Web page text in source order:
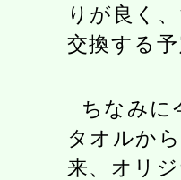
りが良く
交換する
ちなみに
タオルか
来、オリ